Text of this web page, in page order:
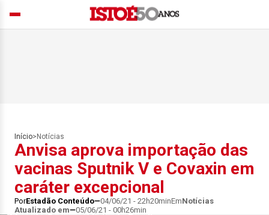
Início> Notícias
Anvisa aprova importação das
vacinas Sputnik V e Covaxin em
caráter excepcional
PorEstadão Conteúdo 04/06/21 - 22h20minEmNotícias
Atualizado em
05/06/21 - 00h26min